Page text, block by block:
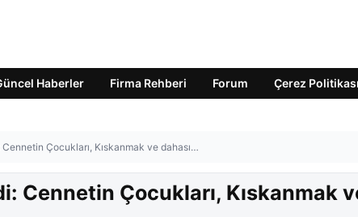
Haberler Firma Rehberi Forum Çerez Politikası
Çocukları, Kıskanmak ve dahası…
Cennetin Çocukları, Kıskanmak